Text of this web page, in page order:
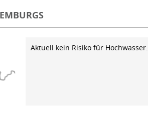
Aktuell kein Risiko für Hochwasser.